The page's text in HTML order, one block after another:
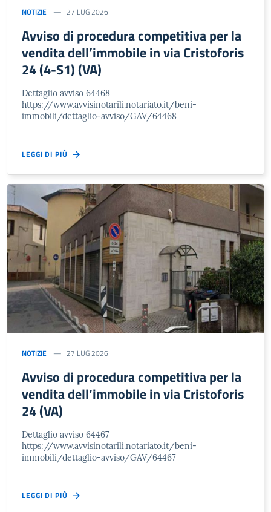
NOTIZIE 27 LUG 2026
Avviso di procedura competitiva per la
vendita dell’immobile in via Cristoforis
24 (4-S1) (VA)
Dettaglio avviso 64468
https://www.avvisinotarili.notariato.it/beni-
immobili/dettaglio-avviso/GAV/64468
LEGGI DI PIÙ
NOTIZIE 27 LUG 2026
Avviso di procedura competitiva per la
vendita dell’immobile in via Cristoforis
24 (VA)
Dettaglio avviso 64467
https://www.avvisinotarili.notariato.it/beni-
immobili/dettaglio-avviso/GAV/64467
LEGGI DI PIÙ